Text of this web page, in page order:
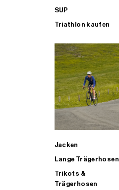
SUP
Triathlon kaufen
Jacken
Lange Trägerhosen
Trikots &
Trägerhosen